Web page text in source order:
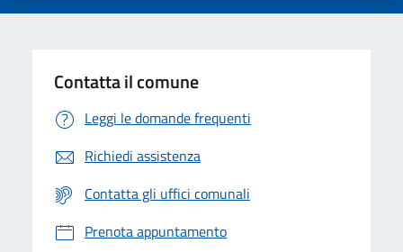
Contatta il comune
Leggi le domande frequenti
Richiedi assistenza
Contatta gli uffici comunali
Prenota appuntamento